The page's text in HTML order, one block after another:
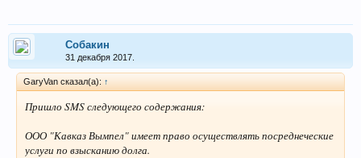
Собакин
31 декабря 2017.
GaryVan сказал(а): ↑
Пришло SMS следующего содержания:
ООО "Кавказ Вымпел" имеет право осуществлять посреднеческие
услуги по взысканию долга.